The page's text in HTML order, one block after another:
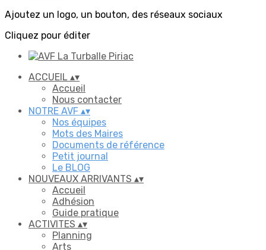
Ajoutez un logo, un bouton, des réseaux sociaux
Cliquez pour éditer
ACCUEIL ▴▾
Accueil
Nous contacter
NOTRE AVF ▴▾
Nos équipes
Mots des Maires
Documents de référence
Petit journal
Le BLOG
NOUVEAUX ARRIVANTS ▴▾
Accueil
Adhésion
Guide pratique
ACTIVITES ▴▾
Planning
Arts